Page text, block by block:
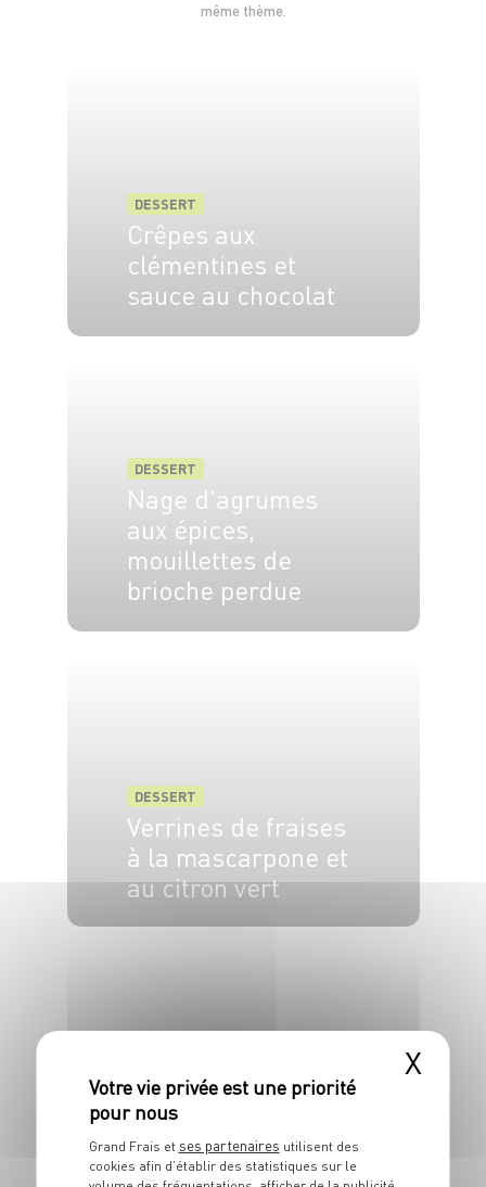
même thème.
DESSERT
Crêpes aux
clémentines et
sauce au chocolat
DESSERT
Nage d'agrumes
aux épices,
mouillettes de
brioche perdue
DESSERT
Verrines de fraises
à la mascarpone et
au citron vert
DESSERT
Tarte fine pommes
vanille
X
Grand Frais et ses partenaires utilisent des
cookies afin d’établir des statistiques sur le